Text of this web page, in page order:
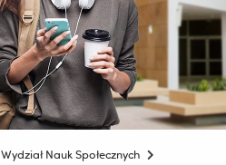
Wydział Nauk Społecznych